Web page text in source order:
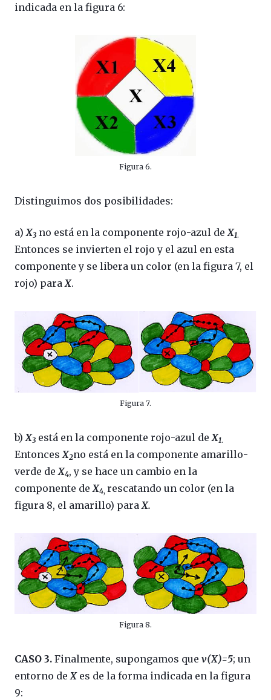
indicada en la figura 6:
Figura 6.
Distinguimos dos posibilidades:
a)X3 no está en la componente rojo-azul deX1.
Entonces se invierten el rojo y el azul en esta
componente y se libera un color (en la figura 7, el
rojo) paraX.
Figura 7.
b) X3 está en la componente rojo-azul de X1.
Entonces X2no está en la componente amarillo-
verde de X4, y se hace un cambio en la
componente de X4, rescatando un color (en la
figura 8, el amarillo) para X.
Figura 8.
CASO 3. Finalmente, supongamos que v(X)=5; un
entorno deXes de la forma indicada en la figura
9: